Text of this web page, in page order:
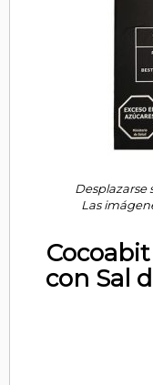
Desplazarse
Las
con Sal